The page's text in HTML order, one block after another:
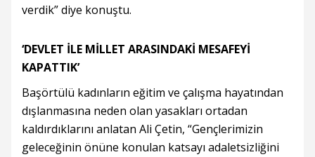
verdik” diye konuştu.
‘DEVLET İLE MİLLET ARASINDAKİ MESAFEYİ
KAPATTIK’
Başörtülü kadınların eğitim ve çalışma hayatından
dışlanmasına neden olan yasakları ortadan
kaldırdıklarını anlatan Ali Çetin, “Gençlerimizin
geleceğinin önüne konulan katsayı adaletsizliğini